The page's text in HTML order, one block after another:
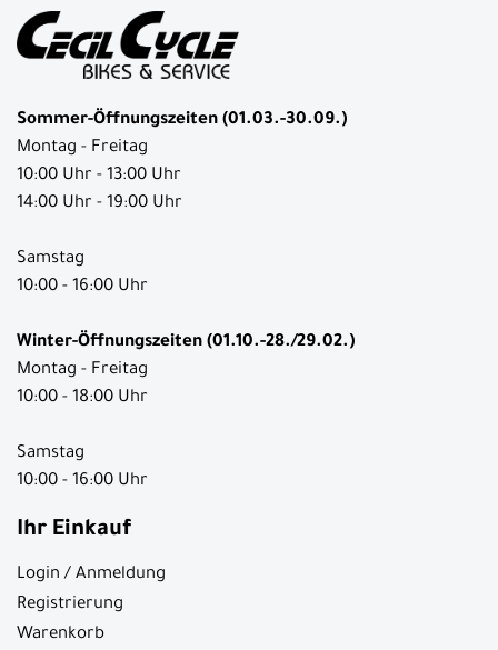
Sommer-Öffnungszeiten (01.03.-30.09.)
Montag - Freitag
10:00 Uhr - 13:00 Uhr
14:00 Uhr - 19:00 Uhr
Samstag
10:00 - 16:00 Uhr
Winter-Öffnungszeiten (01.10.-28./29.02.)
Montag - Freitag
10:00 - 18:00 Uhr
Samstag
10:00 - 16:00 Uhr
Ihr Einkauf
Login / Anmeldung
Registrierung
Warenkorb